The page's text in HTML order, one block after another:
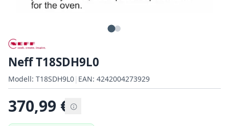
Neff T18SDH9L0
Modell:
Modell: T18SDH9L0|
EAN:
EAN: 4242004273929
370,99 €